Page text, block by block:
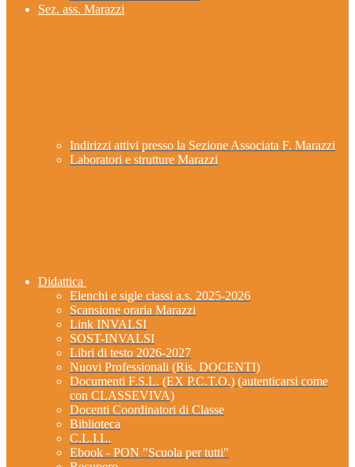
Sez. ass. Marazzi
Indirizzi attivi presso la Sezione Associata F. Marazzi
Laboratori e strutture Marazzi
Didattica
Elenchi e sigle classi a.s. 2025-2026
Scansione oraria Marazzi
Link INVALSI
SOST-INVALSI
Libri di testo 2026-2027
Nuovi Professionali (Ris. DOCENTI)
Documenti F.S.L. (EX P.C.T.O.) (autenticarsi come
con CLASSEVIVA)
Docenti Coordinatori di Classe
Biblioteca
C.L.I.L.
Ebook - PON "Scuola per tutti"